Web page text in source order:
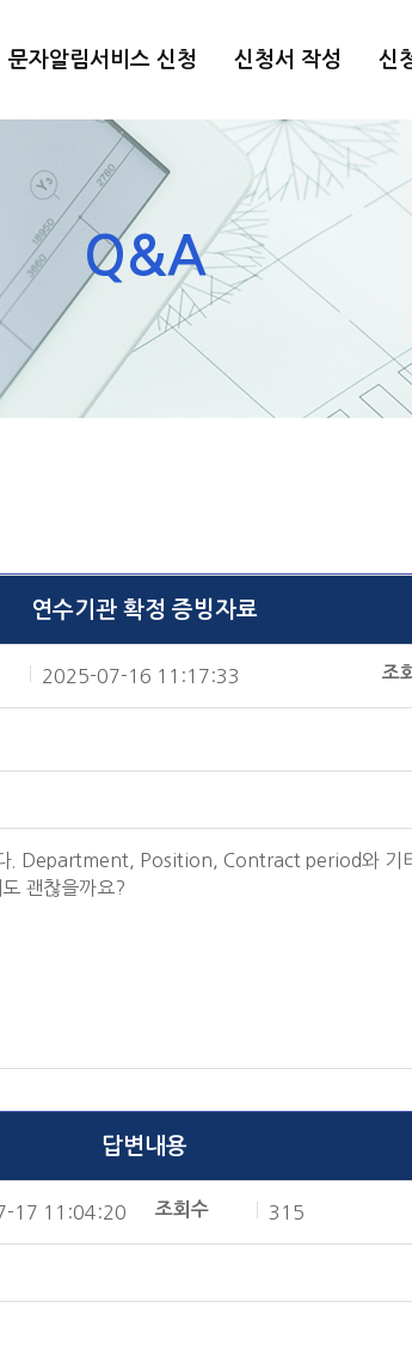
문자알림서비스 신청 신청서 작성 신
Q&A
연수기관 확정 증빙자료
2025-07-16 11:17:33 조
. Department, Position, Contract period와 기
괜찮을까요?
답변내용
17 11:04:20 조회수 315